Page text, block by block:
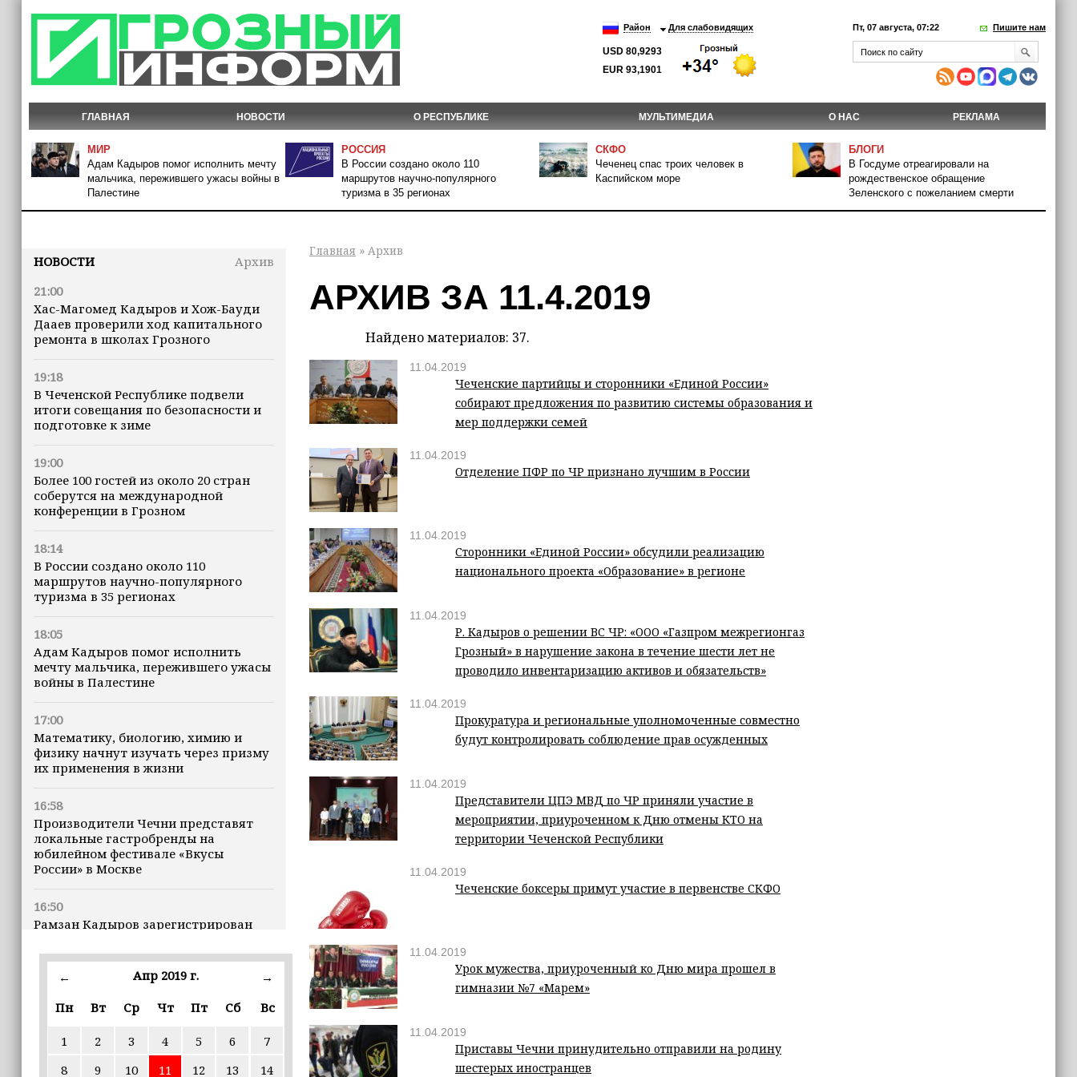
Район Для слабовидящих
USD 80,9293
EUR 93,1901
Пт, 07 августа, 07:22 Пишите нам
ГЛАВНАЯ НОВОСТИ О РЕСПУБЛИКЕ МУЛЬТИМЕДИА О НАС РЕКЛАМА
МИР
Адам Кадыров помог исполнить мечту
мальчика, пережившего ужасы войны в
Палестине
РОССИЯ
В России создано около 110
маршрутов научно-популярного
туризма в 35 регионах
СКФО
Чеченец спас троих человек в
Каспийском море
БЛОГИ
В Госдуме отреагировали на
рождественское обращение
Зеленского с пожеланием смерти
НОВОСТИ
Архив
21:00
Хас-Магомед Кадыров и Хож-Бауди
Дааев проверили ход капитального
ремонта в школах Грозного
19:18
В Чеченской Республике подвели
итоги совещания по безопасности и
подготовке к зиме
19:00
Более 100 гостей из около 20 стран
соберутся на международной
конференции в Грозном
18:14
В России создано около 110
маршрутов научно-популярного
туризма в 35 регионах
18:05
Адам Кадыров помог исполнить
мечту мальчика, пережившего ужасы
войны в Палестине
17:00
Математику, биологию, химию и
физику начнут изучать через призму
их применения в жизни
16:58
Производители Чечни представят
локальные гастробренды на
юбилейном фестивале «Вкусы
России» в Москве
16:50
Рамзан Кадыров зарегистрирован
16:47
землетрясения, рассказала
16:12
← Апр 2019 г.
→
Пн
Вт Ср Чт Пт Сб Вс
1 2 3 4 5 6
7
8
9 10 11 12 13 14
Главная » Архив
АРХИВ ЗА 11.4.2019
Найдено материалов: 37.
11.04.2019
Чеченские партийцы и сторонники «Единой России»
собирают предложения по развитию системы образования и
мер поддержки семей
11.04.2019
Отделение ПФР по ЧР признано лучшим в России
11.04.2019
Сторонники «Единой России» обсудили реализацию
национального проекта «Образование» в регионе
11.04.2019
Р. Кадыров о решении ВС ЧР: «ООО «Газпром межрегионгаз
Грозный» в нарушение закона в течение шести лет не
проводило инвентаризацию активов и обязательств»
11.04.2019
Прокуратура и региональные уполномоченные совместно
будут контролировать соблюдение прав осужденных
11.04.2019
Представители ЦПЭ МВД по ЧР приняли участие в
мероприятии, приуроченном к Дню отмены КТО на
территории Чеченской Республики
11.04.2019
Чеченские боксеры примут участие в первенстве СКФО
11.04.2019
Урок мужества, приуроченный ко Дню мира прошел в
гимназии №7 «Марем»
11.04.2019
Приставы Чечни принудительно отправили на родину
шестерых иностранцев